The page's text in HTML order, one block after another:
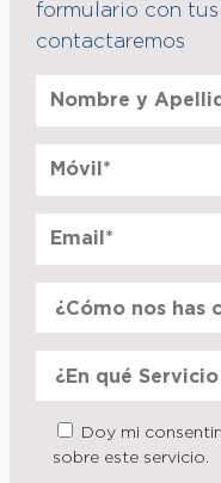
formulario con
contactaremos
Doy mi
sobre este servicio.